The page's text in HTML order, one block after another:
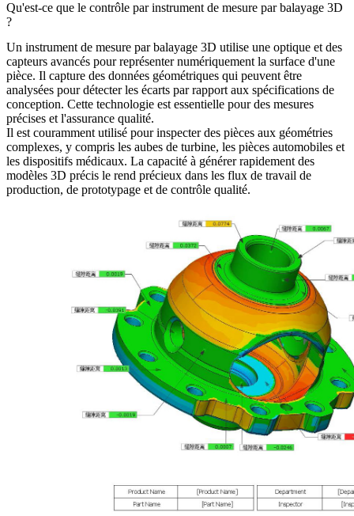
Qu'est-ce que le contrôle par instrument de mesure par balayage 3D
?
Un instrument de mesure par balayage 3D utilise une optique et des
capteurs avancés pour représenter numériquement la surface d'une
pièce. Il capture des données géométriques qui peuvent être
analysées pour détecter les écarts par rapport aux spécifications de
conception. Cette technologie est essentielle pour des mesures
précises et l'assurance qualité.
Il est couramment utilisé pour inspecter des pièces aux géométries
complexes, y compris les aubes de turbine, les pièces automobiles et
les dispositifs médicaux. La capacité à générer rapidement des
modèles 3D précis le rend précieux dans les flux de travail de
production, de prototypage et de contrôle qualité.